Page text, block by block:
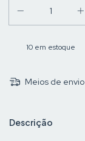
10 em estoque
Meios de envio
Descrição